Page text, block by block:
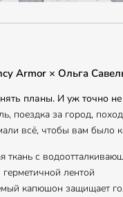
Armor × Ольга
планы. И уж точно
поездка за город,
всё, чтобы вам
ткань с
лентой
капюшон защищает